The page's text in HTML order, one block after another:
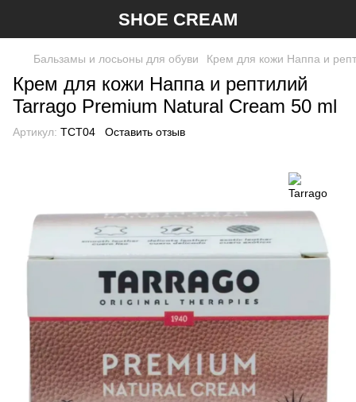
SHOE CREAM
Бальзамы и лосьоны для обуви Крем для кожи Наппа и
Крем для кожи Наппа и рептилий
Tarrago Premium Natural Cream 50 ml
Артикул: TCT04 Оставить отзыв